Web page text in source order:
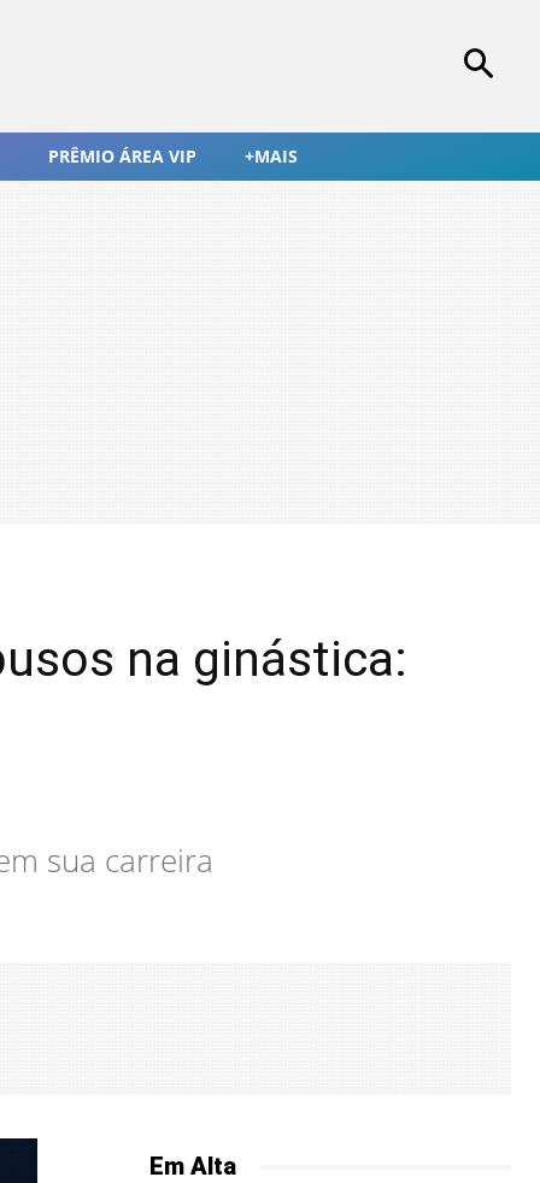
PRÊMIO ÁREA VIP +MAIS
na ginástica:
sua carreira
Em Alta